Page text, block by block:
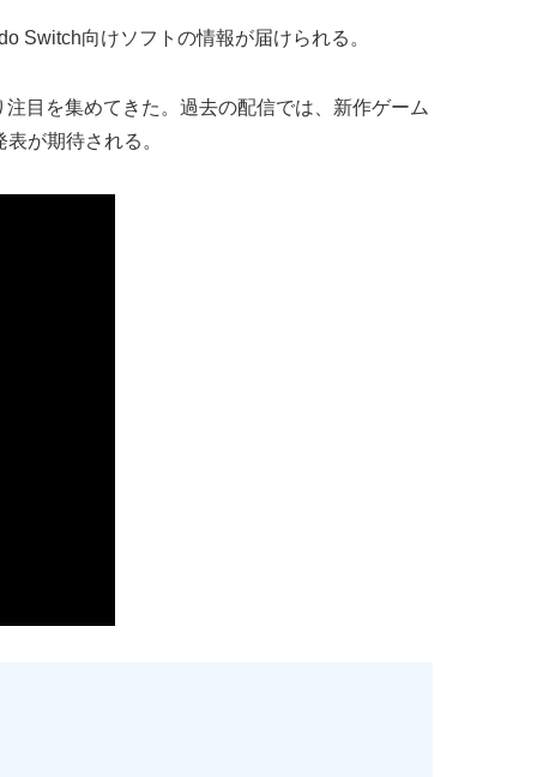
Switch向けソフトの情報が届けられる。
目を集めてきた。過去の配信では、新作ゲーム
が期待される。